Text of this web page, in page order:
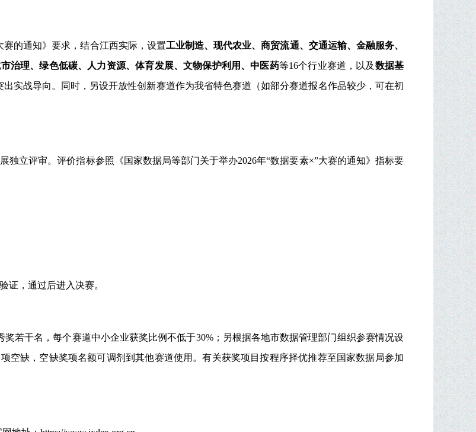
赛的通知》要求，结合江西实际，设置工业制造、现代农业、商贸流通、交通运输、金融服务、
治理、绿色低碳、人力资源、体育发展、文物保护利用、中医药等16个行业赛道，以及 数据基
出实战导向。同时，另设开放性创新赛道作为我省特色赛道（如部分赛道报名作品较少，可在初
独立评审。评价指标参照《国家数据局等部门关于举办2026年“数据要素×”大赛的通知》指标要
证，通过后进入决赛。
若干名，每个赛道中小企业获奖比例不低于30%；另根据各地市数据管理部门组织参赛情况设
空缺，空缺奖项名额可调剂到其他赛道使用。有关获奖项目按程序择优推荐至国家数据局参加